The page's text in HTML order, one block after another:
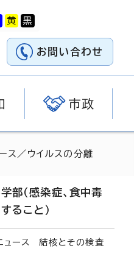
お問い合わせ
市政
ス／ウイルスの分離
部（感染症、食中毒
ること）
ュース 結核とその検査